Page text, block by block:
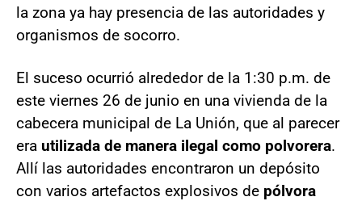
la zona ya hay presencia de las autoridades y
organismos de socorro.
El suceso ocurrió alrededor de la 1:30 p.m. de
este viernes 26 de junio en una vivienda de la
cabecera municipal de La Unión, que al parecer
era utilizada de manera ilegal como polvorera.
Allí las autoridades encontraron un depósito
con varios artefactos explosivos de pólvora